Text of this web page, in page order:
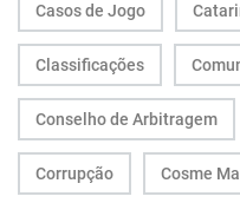
Casos de Jogo
Classificações
Conselho de Arbitragem
Corrupção Cosme